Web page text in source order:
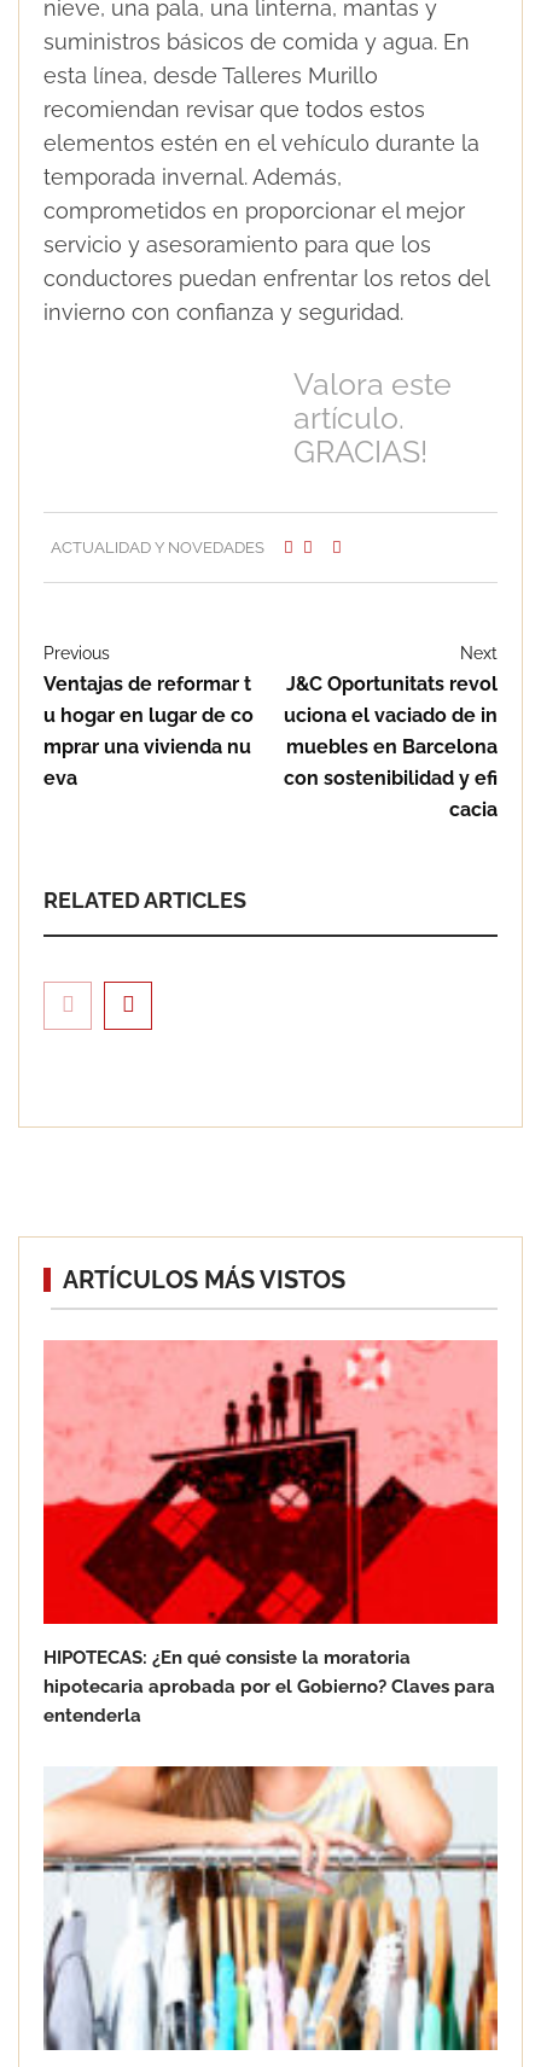
nieve, una pala, una linterna, mantas y
suministros básicos de comida y agua. En
esta línea, desde Talleres Murillo
recomiendan revisar que todos estos
elementos estén en el vehículo durante la
temporada invernal. Además,
comprometidos en proporcionar el mejor
servicio y asesoramiento para que los
conductores puedan enfrentar los retos del
invierno con confianza y seguridad.
Valora este
artículo.
GRACIAS!
ACTUALIDAD Y NOVEDADES
Previous
Ventajas de reformar t
u hogar en lugar de co
mprar una vivienda nu
eva
Next
J&C Oportunitats revol
uciona el vaciado de in
muebles en Barcelona
con sostenibilidad y efi
cacia
RELATED ARTICLES
Eagle Waterproofing recomienda
revisar la impermeabilización de las
viviendas antes de las vacaciones
Servimudanzas supera las 3.000
reseñas con 4,8 estrellas en mudanzas
en Barcelona
Goo! Lavanderías: el modelo que
revoluciona la colada inteligente junto
a Tormo Franquicias
ARTÍCULOS MÁS VISTOS
HIPOTECAS: ¿En qué consiste la moratoria
hipotecaria aprobada por el Gobierno? Claves para
entenderla